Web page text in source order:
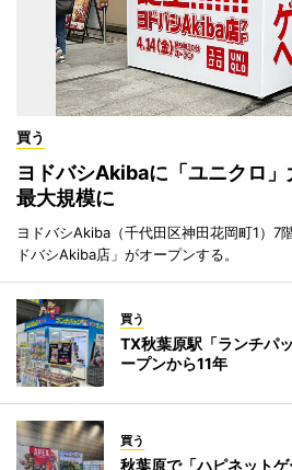
買う
ヨドバシAkibaに「ユニクロ
最大規模に
ヨドバシAkiba（千代田区神田花岡町1）7
ドバシAkiba店」がオープンする。
買う
TX秋葉原駅「ランチパ
ープンから11年
買う
秋葉原で「ハピネット